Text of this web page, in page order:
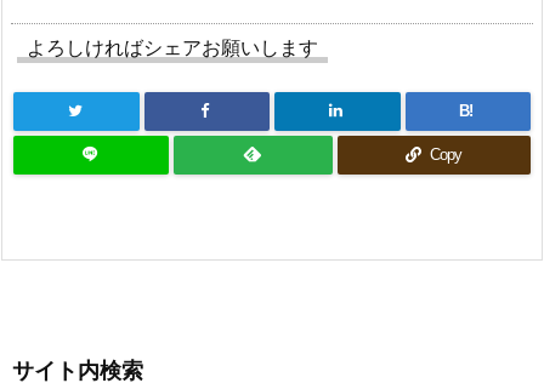
よろしければシェアお願いします
B!
Copy
サイト内検索